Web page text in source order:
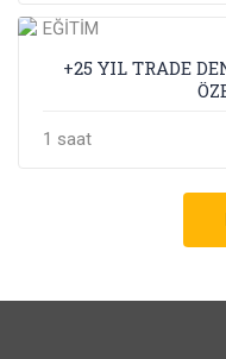
EĞİTİM
+25 YIL TRADE
1 saat